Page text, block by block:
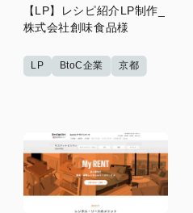
【LP】レシピ紹介LP制作_
株式会社創味食品様
LP BtoC企業 京都